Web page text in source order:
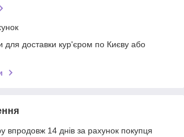
для доставки кур'єром по Києву або
впродовж 14 днів за рахунок покупця